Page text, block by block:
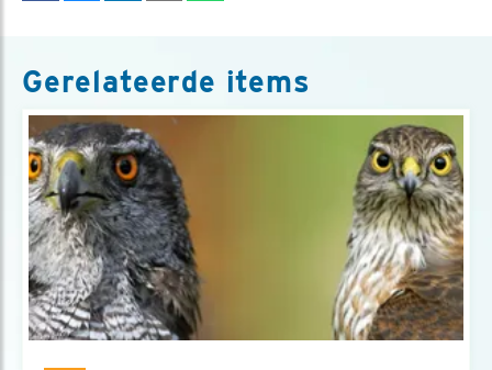
Gerelateerde items